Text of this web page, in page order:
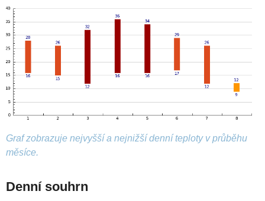
Graf zobrazuje nejvyšší a nejnižší denní teploty v průběhu
měsíce.
Denní souhrn